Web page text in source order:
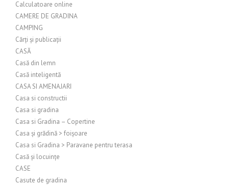
Calculatoare online
CAMERE DE GRADINA
CAMPING
Cărți și publicații
CASĂ
Casă din lemn
Casă inteligentă
CASA SI AMENAJARI
Casa si constructii
Casa si gradina
Casa si Gradina – Copertine
Casa și grădină > foișoare
Casa si Gradina > Paravane pentru terasa
Casă și locuințe
CASE
Casute de gradina